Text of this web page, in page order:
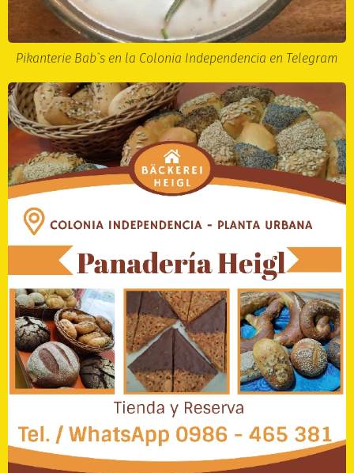
Pikanterie Bab`s en la Colonia Independencia en Telegram